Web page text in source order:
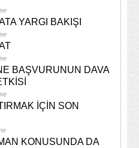
YARGI BAKIŞI
BAŞVURUNUN DAVA
İÇİN SON
KONUSUNDA DA